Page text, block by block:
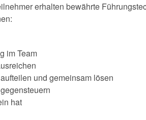
erhalten bewährte
im Team
und gemeinsam lösen
hat